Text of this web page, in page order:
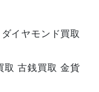
イヤモンド買取
取 古銭買取 金貨